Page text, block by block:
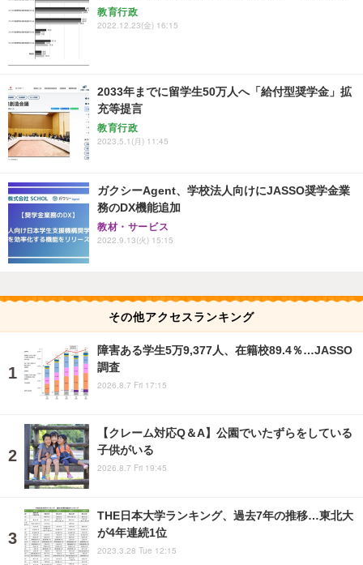
教育行政
2022.12.23(金) 16:15
2033年までに留学生50万人へ「給付型奨学金」拡
充等提言
教育行政
2023.5.1(月) 11:45
ガクシーAgent、学校法人向けにJASSO奨学金業
務のDX機能追加
教材・サービス
2022.9.13(火) 15:15
その他アクセスランキング
障害ある学生5万9,377人、在籍校89.4％…JASSO
調査
2026.8.7 Fri 17:15
【クレーム対応Q＆A】公園でいたずらをしている
子供がいる
2026.8.7 Fri 19:45
THE日本大学ランキング、過去7年の推移…東北大
が4年連続1位
2023.3.28 Tue 12:15